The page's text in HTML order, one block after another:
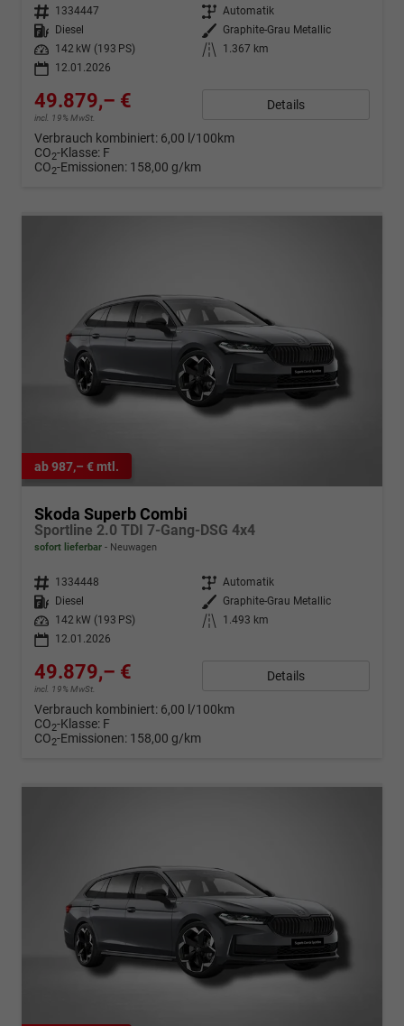
Fahrzeugnr. 1334447 Getriebe Automatik
Kraftstoff
Diesel Außenfarbe
Graphite-Grau Metallic
Leistung
142 kW (193 PS) Kilometerstand
1.367 km
12.01.2026
49.879,– €
incl. 19% MwSt.
Details
Verbrauch kombiniert: 6,00 l/100km
CO2-Klasse: F
CO2-Emissionen: 158,00 g/km
ab 987,– € mtl.
Skoda Superb Combi
Sportline 2.0 TDI 7-Gang-DSG 4x4
sofort lieferbar Neuwagen
Fahrzeugnr. 1334448 Getriebe Automatik
Kraftstoff
Diesel Außenfarbe
Graphite-Grau Metallic
Leistung
142 kW (193 PS) Kilometerstand
1.493 km
12.01.2026
49.879,– €
incl. 19% MwSt.
Details
Verbrauch kombiniert: 6,00 l/100km
CO2-Klasse: F
CO2-Emissionen: 158,00 g/km